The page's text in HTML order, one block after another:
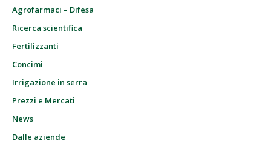
Agrofarmaci – Difesa
Ricerca scientifica
Fertilizzanti
Concimi
Irrigazione in serra
Prezzi e Mercati
News
Dalle aziende